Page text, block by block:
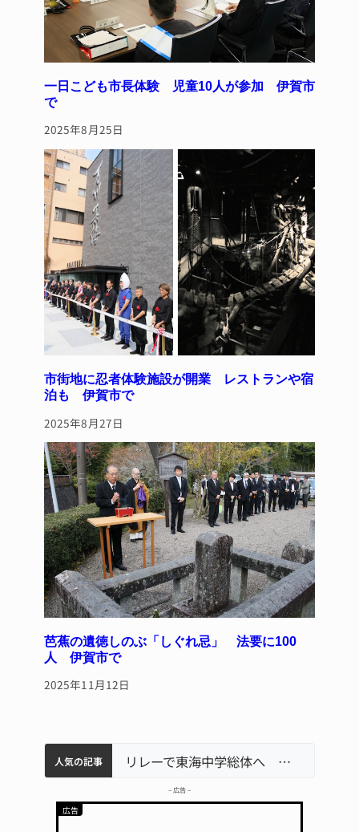
一日こども市長体験 児童10人が参加 伊賀市
で
2025年8月25日
市街地に忍者体験施設が開業 レストランや宿
泊も 伊賀市で
2025年8月27日
芭蕉の遺徳しのぶ「しぐれ忌」 法要に100
人 伊賀市で
2025年11月12日
人気の記事
中学校の陶壁モニュメント 地元建設会社がボランティアで清掃 伊賀名張市立病院のDMAT、熊本地震の被災地へ 能登以来3回目の派遣
【インターハイ⑨】ソフトテニス ミス減らし上位狙う 近大高専 リレーで東海中学総体へ 伊賀・名張
– 広告 –